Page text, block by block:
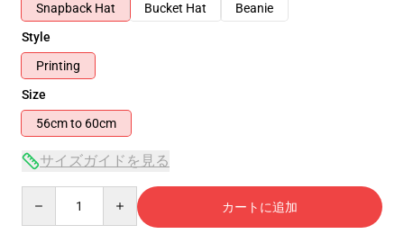
Snapback Hat
Bucket Hat
Beanie
Style
Printing
Size
56cm to 60cm
サイズガイドを見る
カートに追加